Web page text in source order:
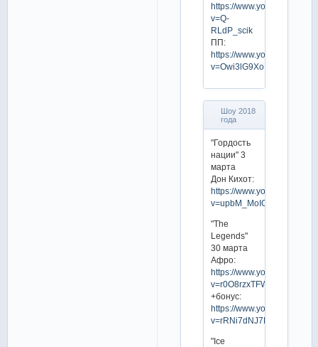
https://www.youtube.com/
v=Q-
RLdP_scik
ПП:
https://www.youtube.com/
v=Owi3lG9XoNU
Шоу 2018
года
"Гордость
нации" 3
марта
Дон Кихот:
https://www.youtube.com/
v=upbM_MoIO08
"The
Legends"
30 марта
Афро:
https://www.youtube.com/
v=r0O8rzxTFWs
+бонус:
https://www.youtube.com/
v=rRNi7dNJ7Ks
"Ice